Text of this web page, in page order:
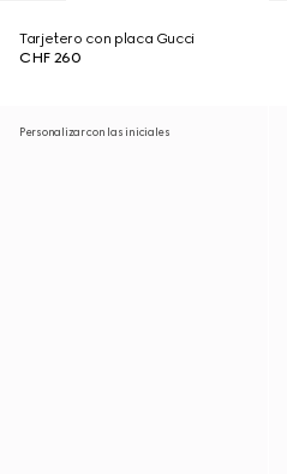
Tarjetero con placa Gucci
CHF 260
Personalizar con las iniciales